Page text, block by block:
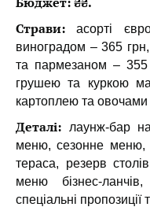
Страви: асорті
виноградом – 365
та пармезаном – 355
грушею та куркою
картоплею та овочами
Деталі: лаунж-бар
меню, сезонне меню,
тераса, резерв
меню бізнес-
спеціальні пропозиції